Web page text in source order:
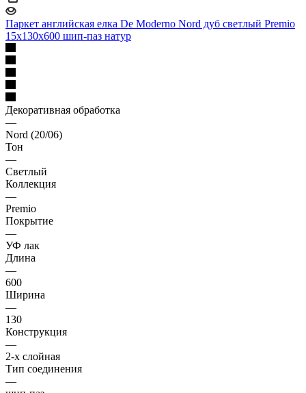
Паркет английская елка De Moderno Nord дуб светлый Premio
15х130х600 шип-паз натур
Декоративная обработка
—
Nord (20/06)
Тон
—
Светлый
Коллекция
—
Premio
Покрытие
—
УФ лак
Длина
—
600
Ширина
—
130
Конструкция
—
2-х слойная
Тип соединения
—